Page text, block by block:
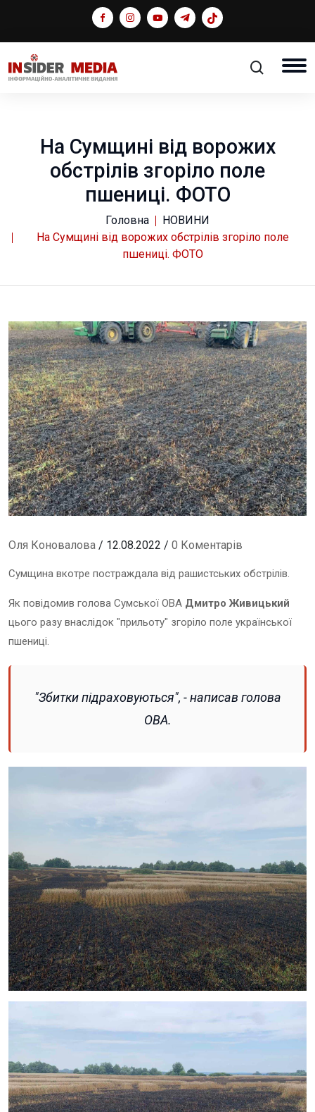
На Сумщині від ворожих
обстрілів згоріло поле
пшениці. ФОТО
Головна
НОВИНИ
На Сумщині від ворожих обстрілів згоріло поле
пшениці. ФОТО
Оля Коновалова / 12.08.2022 / 0 Коментарів
Сумщина вкотре постраждала від рашистських обстрілів.
Як повідомив голова Сумської ОВА Дмитро Живицький
цього разу внаслідок "прильоту" згоріло поле української
пшениці.
"Збитки підраховуються", - написав голова
ОВА.